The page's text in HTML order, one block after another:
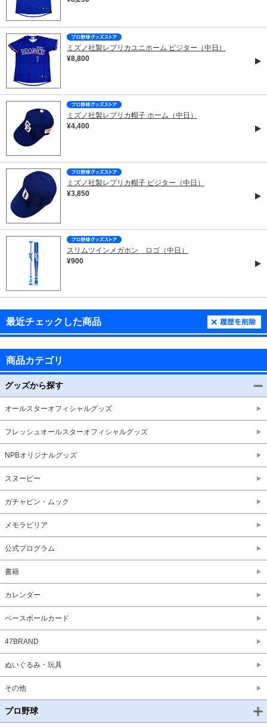
ミズノ社製レプリカユニホーム ビジター（中日）
¥8,800
ミズノ社製レプリカ帽子 ホーム（中日）
¥4,400
ミズノ社製レプリカ帽子 ビジター（中日）
¥3,850
スリムツインメガホン ロゴ（中日）
¥900
最近チェックした商品
商品カテゴリ
グッズから探す
オールスターオフィシャルグッズ
フレッシュオールスターオフィシャルグッズ
NPBオリジナルグッズ
スヌーピー
ガチャピン・ムック
メモラビリア
公式プログラム
書籍
カレンダー
ベースボールカード
47BRAND
ぬいぐるみ・玩具
その他
プロ野球